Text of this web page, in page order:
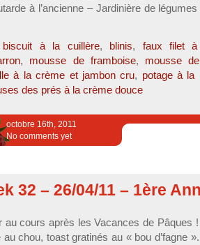
à l’ancienne – Jardinière de
biscuit à la cuillère, blinis, faux filet à
, mousse de framboise, mousse
à la crème et jambon cru, potage à la
des prés à la crème douce
octobre 16th, 2011
No comments yet
32 – 26/04/11 – 1ère
au cours après les Vacances de Pâques
au chou, toast gratinés au « bou d’fagne